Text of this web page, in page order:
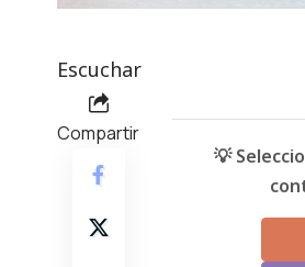
Escuchar
Compartir
💡